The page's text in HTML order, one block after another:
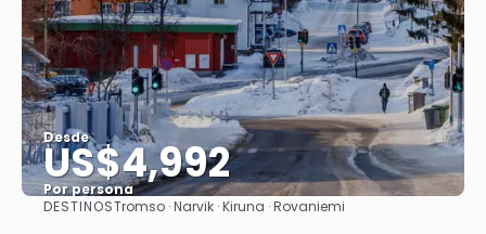
Desde
US$4,992
Por persona
Ver
DESTINOSTromso · Narvik · Kiruna · Rovaniemi